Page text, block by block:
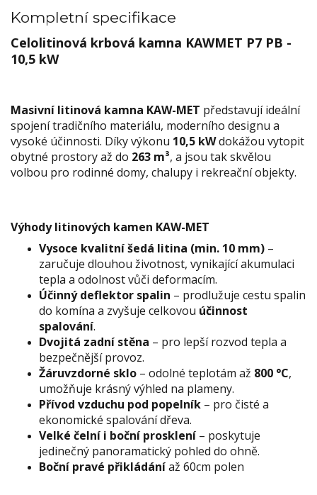
Kompletní specifikace
Celolitinová krbová kamna KAWMET P7 PB -
10,5 kW
Masivní litinová kamna KAW-MET představují ideální
spojení tradičního materiálu, moderního designu a
vysoké účinnosti. Díky výkonu 10,5 kWdokážou vytopit
obytné prostory až do 263 m³, a jsou tak skvělou
volbou pro rodinné domy, chalupy i rekreační objekty.
Výhody litinových kamen KAW-MET
Vysoce kvalitní šedá litina (min. 10 mm) –
zaručuje dlouhou životnost, vynikající akumulaci
tepla a odolnost vůči deformacím.
Účinný deflektor spalin – prodlužuje cestu spalin
do komína a zvyšuje celkovou účinnost
spalování.
Dvojitá zadní stěna – pro lepší rozvod tepla a
bezpečnější provoz.
Žáruvzdorné sklo – odolné teplotám až 800 °C,
umožňuje krásný výhled na plameny.
Přívod vzduchu pod popelník – pro čisté a
ekonomické spalování dřeva.
Velké čelní i boční prosklení – poskytuje
jedinečný panoramatický pohled do ohně.
Boční pravé přikládáníaž 60cm polen